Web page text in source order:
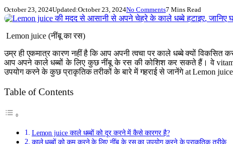
October 23, 2024Updated:October 23, 2024No Comments7 Mins Read
Lemon juice (नींबू का रस)
उम्र ही एकमात्र कारण नहीं है कि आप अपनी त्वचा पर काले धब्बे क्यों
आप अपने काले धब्बों के लिए कुछ नींबू के रस की कोशिश कर सकते हैं। वे
उपयोग करने के कुछ प्राकृतिक तरीकों के बारे में गहराई से जानेंगे at Lemon
Table of Contents
Lemon juice काले धब्बों को दूर करने में कैसे कारगर है?
काले धब्बों को कम करने के लिए नींबू के रस का उपयोग करने के प्राकृतिक तरीके